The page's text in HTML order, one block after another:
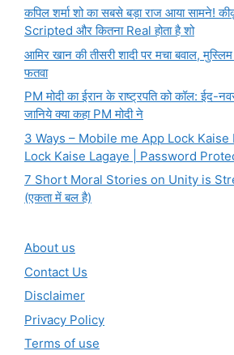
कपिल शर्मा शो का सबसे बड़ा राज आया सामने!
Scripted और कितना Real होता है शो
आमिर खान की तीसरी शादी पर मचा बवाल, मुस्लिम
फतवा
PM मोदी का ईरान के राष्ट्रपति को कॉल: ईद-
जानिये क्या कहा PM मोदी ने
3 Ways – Mobile me App Lock
Lock Kaise Lagaye | Password
7 Short Moral Stories on Unity is
(एकता में बल है)
About us
Contact Us
Disclaimer
Privacy Policy
Terms of use